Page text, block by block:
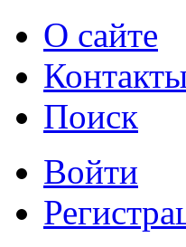
О сайте
Поиск
Войти